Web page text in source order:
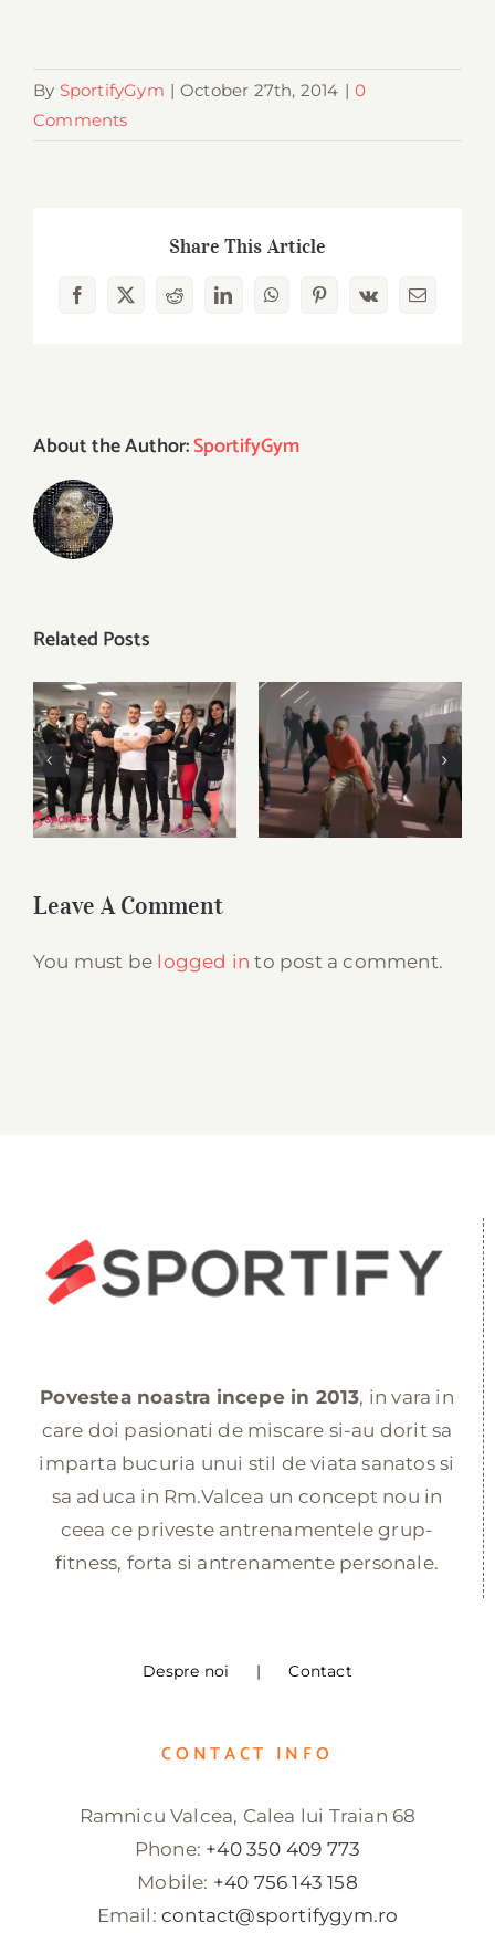
By SportifyGym | October 27th, 2014 | 0
Comments
Share This Article
Facebook
X RedditLinkedInWhatsAppPinterest
Vk Email
About the Author:SportifyGym
Related Posts
Noi suntem
Sportify
Mereu
aici, pentru tine
și-a lansat primul
single, iar Mireya
Gonzalez a fost
cea care a creat
videoclipul. O
parte din filmari
Leave A Comment
You must be logged in to post a comment.
Povestea noastra incepe in 2013, in vara in
care doi pasionati de miscare si-au dorit sa
imparta bucuria unui stil de viata sanatos si
sa aduca in Rm.Valcea un concept nou in
ceea ce priveste antrenamentele grup-
fitness, forta si antrenamente personale.
Despre noi Contact
CONTACT INFO
Ramnicu Valcea, Calea lui Traian 68
Phone: +40 350 409 773
Mobile: +40 756 143 158
Email: contact@sportifygym.ro